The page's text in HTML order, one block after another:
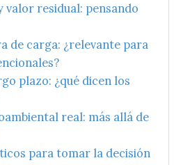
valor residual: pensando
de carga: ¿relevante para
plazo: ¿qué dicen los
real: más allá de
para tomar la decisión